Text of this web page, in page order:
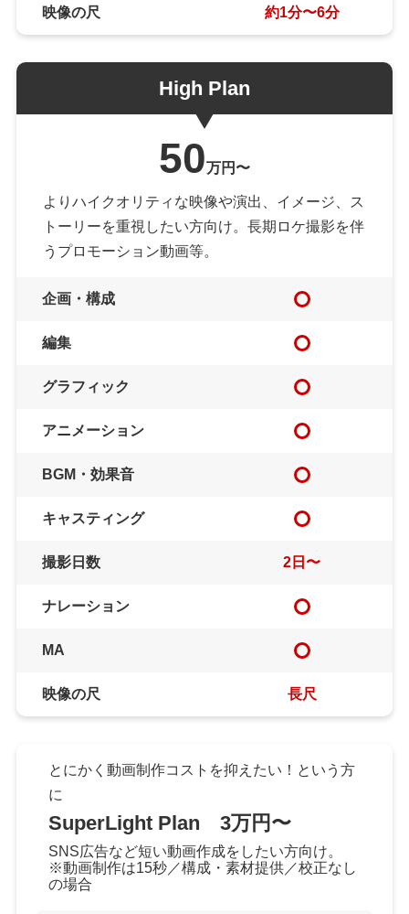
映像の尺 約1分〜6分
High Plan
50万円〜
よりハイクオリティな映像や演出、イメージ、ス
トーリーを重視したい方向け。長期ロケ撮影を伴
うプロモーション動画等。
企画・構成
編集
グラフィック
アニメーション
BGM・効果音
キャスティング
撮影日数 2日〜
ナレーション
MA
映像の尺 長尺
とにかく動画制作コストを抑えたい！という方
に
SuperLight Plan 3万円〜
SNS広告など短い動画作成をしたい方向け。
※動画制作は15秒／構成・素材提供／校正なし
の場合